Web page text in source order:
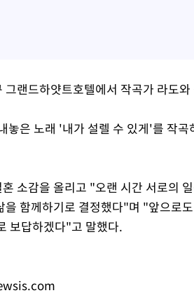
그랜드하얏트호텔에서 작곡가 라도
놓은 노래 '내가 설렐 수 있게'를 작
소감을 올리고 "오랜 시간 서로의
을 함께하기로 결정했다"며 "앞으로
보답하겠다"고 말했다.